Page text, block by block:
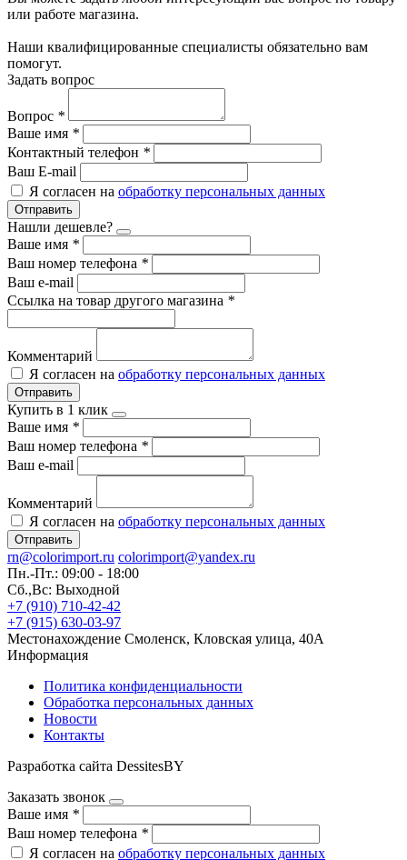
или работе магазина.
Наши квалифицированные специалисты обязательно вам
помогут.
Задать вопрос
Вопрос *
Ваше имя *
Контактный телефон *
Ваш E-mail
Я согласен на обработку персональных данных
Отправить
Нашли дешевле?
Ваше имя *
Ваш номер телефона *
Ваш e-mail
Ссылка на товар другого магазина *
Комментарий
Я согласен на обработку персональных данных
Отправить
Купить в 1 клик
Ваше имя *
Ваш номер телефона *
Ваш e-mail
Комментарий
Я согласен на обработку персональных данных
Отправить
rn@colorimport.ru colorimport@yandex.ru
Пн.-Пт.: 09:00 - 18:00
Сб.,Вс: Выходной
+7 (910) 710-42-42
+7 (915) 630-03-97
Местонахождение Смоленск, Кловская улица, 40А
Информация
Политика конфиденциальности
Обработка персональных данных
Новости
Контакты
Разработка сайта DessitesBY
Заказать звонок
Ваше имя *
Ваш номер телефона *
Я согласен на обработку персональных данных